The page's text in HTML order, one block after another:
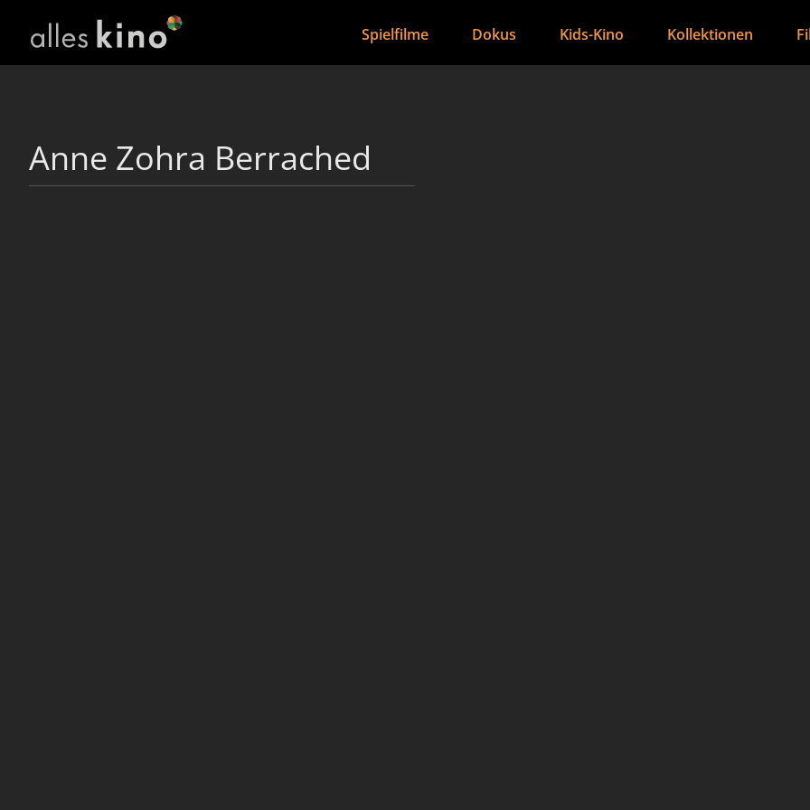
Spielfilme Dokus Kids-Kino Kollektionen
Anne Zohra Berrached